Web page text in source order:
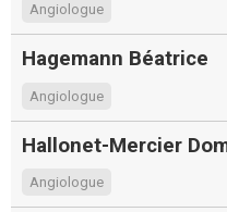
Angiologue
Hagemann Béatrice
Angiologue
Hallonet-Mercier
Angiologue